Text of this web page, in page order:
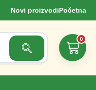
Novi proizvodiPočetna
Search Button
0